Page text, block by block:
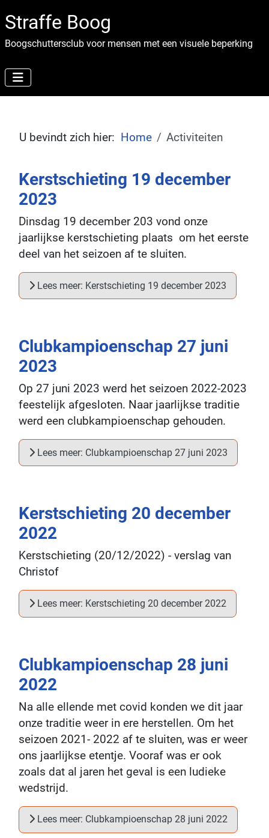
Straffe Boog
Boogschuttersclub voor mensen met een visuele beperking
U bevindt zich hier: Home Activiteiten
Kerstschieting 19 december
2023
Dinsdag 19 december 203 vond onze
jaarlijkse kerstschieting plaats om het eerste
deel van het seizoen af te sluiten.
Lees meer: Kerstschieting 19 december 2023
Clubkampioenschap 27 juni
2023
Op 27 juni 2023 werd het seizoen 2022-2023
feestelijk afgesloten. Naar jaarlijkse traditie
werd een clubkampioenschap gehouden.
Lees meer: Clubkampioenschap 27 juni 2023
Kerstschieting 20 december
2022
Kerstschieting (20/12/2022) - verslag van
Christof
Lees meer: Kerstschieting 20 december 2022
Clubkampioenschap 28 juni
2022
Na alle ellende met covid konden we dit jaar
onze traditie weer in ere herstellen. Om het
seizoen 2021- 2022 af te sluiten, was er weer
ons jaarlijkse etentje. Vooraf was er ook
zoals dat al jaren het geval is een ludieke
wedstrijd.
Lees meer: Clubkampioenschap 28 juni 2022